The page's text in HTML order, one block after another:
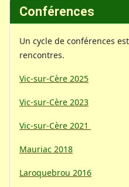
Conférences
Un cycle de conférences
rencontres.
Vic-sur-Cère 2025
Vic-sur-Cère 2023
Vic-sur-Cère 2021
Mauriac 2018
Laroquebrou 2016